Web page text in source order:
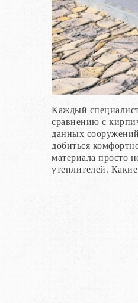
Каждый
сравнению с
данных
добиться
материала просто
утеплителей.